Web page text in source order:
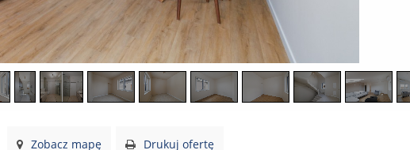
Zobacz mapę Drukuj ofertę